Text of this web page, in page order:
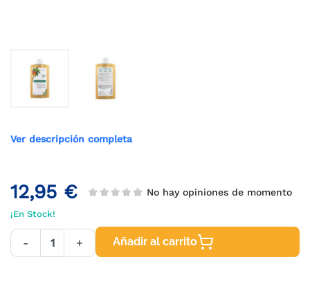
Ver descripción completa
12,95 € No hay opiniones de momento
¡En Stock!
- + Añadir al carrito